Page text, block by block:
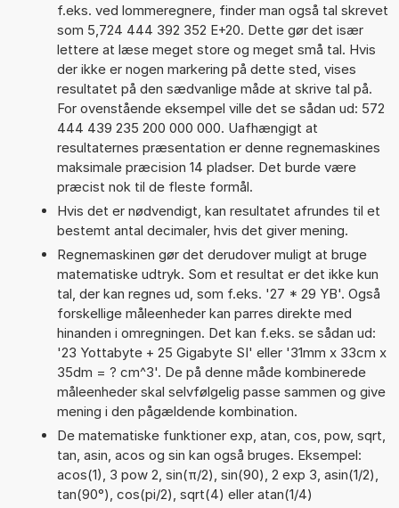
f.eks. ved lommeregnere, finder man også tal skrevet
som 5,724 444 392 352 E+20. Dette gør det især
lettere at læse meget store og meget små tal. Hvis
der ikke er nogen markering på dette sted, vises
resultatet på den sædvanlige måde at skrive tal på.
For ovenstående eksempel ville det se sådan ud: 572
444 439 235 200 000 000. Uafhængigt at
resultaternes præsentation er denne regnemaskines
maksimale præcision 14 pladser. Det burde være
præcist nok til de fleste formål.
Hvis det er nødvendigt, kan resultatet afrundes til et
bestemt antal decimaler, hvis det giver mening.
Regnemaskinen gør det derudover muligt at bruge
matematiske udtryk. Som et resultat er det ikke kun
tal, der kan regnes ud, som f.eks. '27 * 29 YB'. Også
forskellige måleenheder kan parres direkte med
hinanden i omregningen. Det kan f.eks. se sådan ud:
'23 Yottabyte + 25 Gigabyte SI' eller '31mm x 33cm x
35dm = ? cm^3'. De på denne måde kombinerede
måleenheder skal selvfølgelig passe sammen og give
mening i den pågældende kombination.
De matematiske funktioner exp, atan, cos, pow, sqrt,
tan, asin, acos og sin kan også bruges. Eksempel:
acos(1), 3 pow 2, sin(π/2), sin(90), 2 exp 3, asin(1/2),
tan(90°), cos(pi/2), sqrt(4) eller atan(1/4)